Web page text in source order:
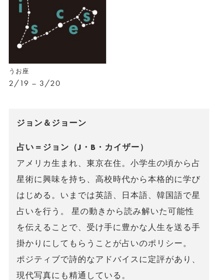
うお座
2/19 – 3/20
ジョン＆ジョーン
占い＝ジョン（J・B・カイザー）
アメリカ生まれ、東京在住。小学生の頃から占
星術に興味を持ち、高校時代から本格的に学び
はじめる。いまでは英語、日本語、韓国語で星
占いを行う。 星の動きから読み解いた可能性
を伝えることで、受け手に豊かな人生を送る手
掛かりにしてもらうことが占いのポリシー。
ポジティブで詩的なアドバイスに定評があり、
現代写真にも精通している。